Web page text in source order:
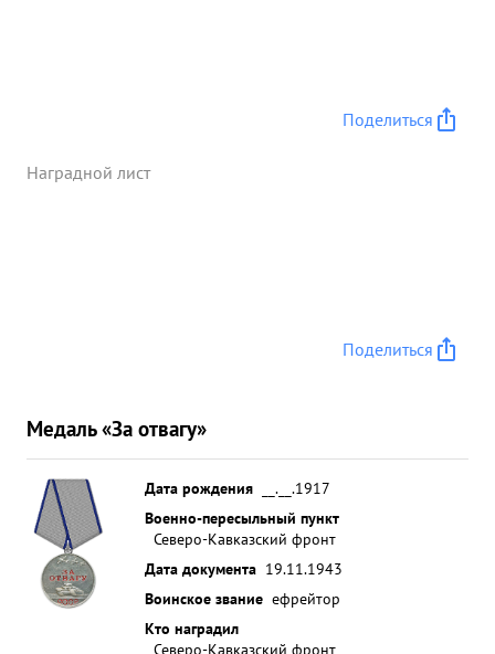
Поделиться
Наградной лист
Поделиться
Медаль «За отвагу»
Дата рождения
__.__.1917
Военно-пересыльный пункт
Северо-Кавказский фронт
Дата документа 19.11.1943
Воинское звание ефрейтор
Кто наградил
Северо-Кавказский фронт